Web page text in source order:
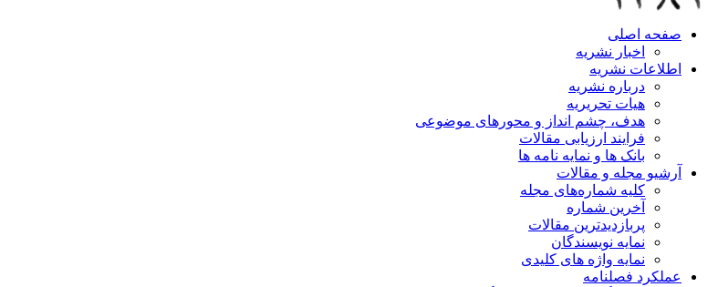
صفحه اصلی
اخبار نشریه
اطلاعات نشریه
درباره نشریه
هیات تحریریه
هدف، چشم انداز و محورهای موضوعی
فرایند ارزیابی مقالات
بانک ها و نمایه نامه ها
آرشیو مجله و مقالات
کلیه شماره‌های مجله
آخرین شماره
پربازدیدترین مقالات
نمایه نویسندگان
نمایه واژه های کلیدی
عملکرد فصلنامه